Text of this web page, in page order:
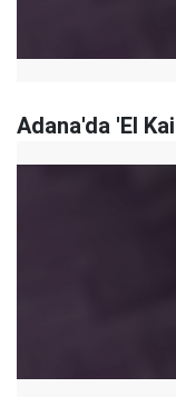
Adana'da 'El